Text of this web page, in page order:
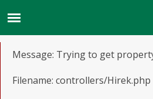
Message: Trying to get
Filename: controllers/Hirek.php